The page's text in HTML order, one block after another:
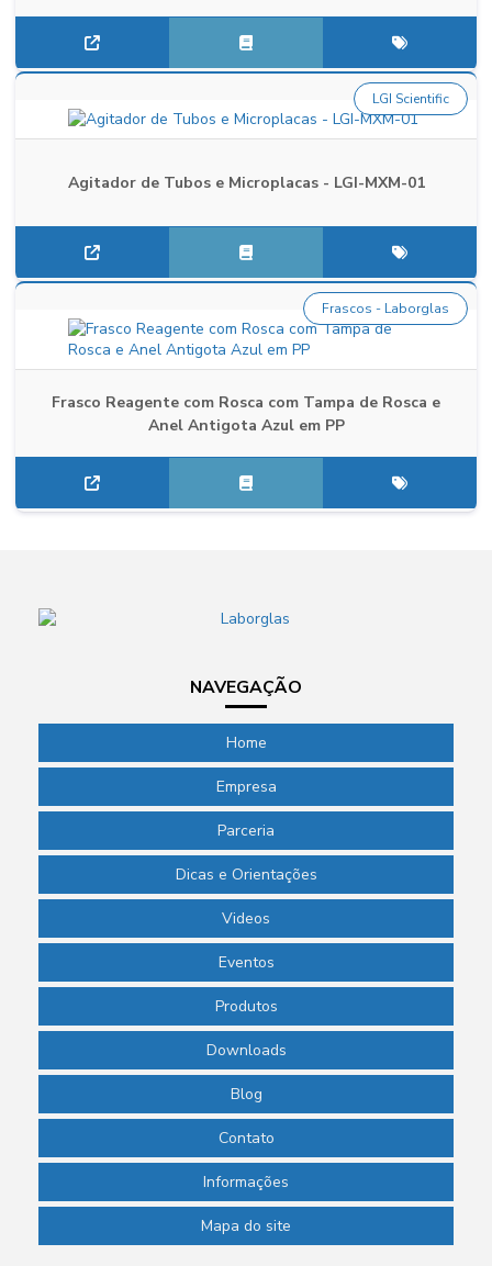
Agitador de Tubos e Microplacas - LGI-MXM-01
LGI Scientific
Frasco Reagente com Rosca com Tampa de Rosca e
Anel Antigota Azul em PP
Frascos - Laborglas
NAVEGAÇÃO
Home
Empresa
Parceria
Dicas e Orientações
Videos
Eventos
Produtos
Downloads
Blog
Contato
Informações
Mapa do site